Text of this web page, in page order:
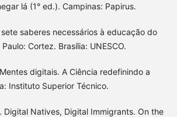
lá (1° ed.). Campinas: Papirus.
sete saberes necessários à educação do
Cortez. Brasília: UNESCO.
digitais. A Ciência redefinindo a
Instituto Superior Técnico.
Digital Natives, Digital Immigrants. On the